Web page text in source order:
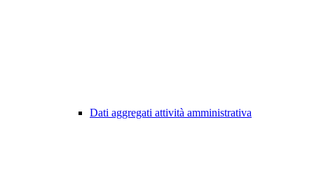
Dati aggregati attività amministrativa